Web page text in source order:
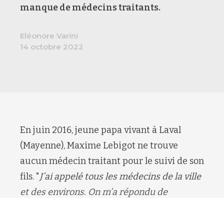
manque de médecins traitants.
Eléonore Varini
14 octobre 2022
En juin 2016, jeune papa vivant à Laval
(Mayenne), Maxime Lebigot ne trouve
aucun médecin traitant pour le suivi de son
fils. "J’ai appelé tous les médecins de la ville
et des environs. On m’a répondu de